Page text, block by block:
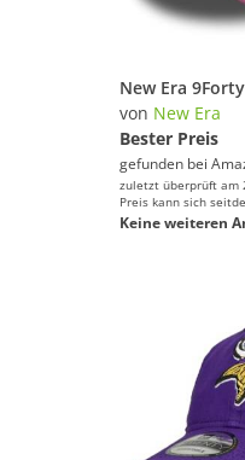
von New Era
Bester Preis
gefunden bei
zuletzt überprüft am
Preis kann sich
Keine weiteren